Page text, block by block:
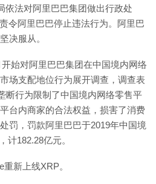
依法对阿里巴巴集团做出行政处
令阿里巴巴停止违法行为。阿里巴
决服从。
始对阿里巴巴集团在中国境内网络
场支配地位行为展开调查，调查表
断行为限制了中国境内网络零售平
台内商家的合法权益，损害了消费
罚，罚款阿里巴巴于2019年中国境
计182.28亿元。
新上线XRP。